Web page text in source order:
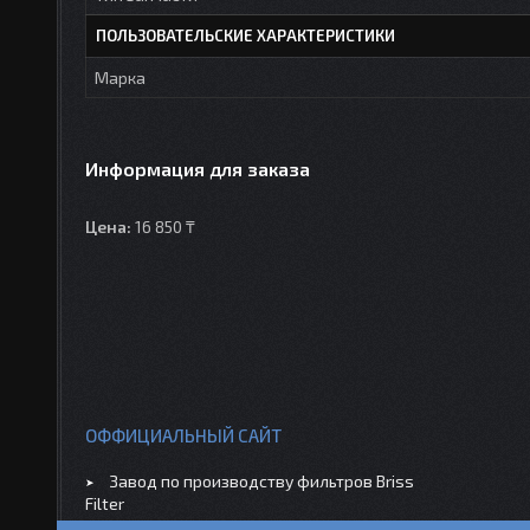
ПОЛЬЗОВАТЕЛЬСКИЕ ХАРАКТЕРИСТИКИ
Марка
Информация для заказа
Цена: 16 850 ₸
ОФФИЦИАЛЬНЫЙ САЙТ
Завод по производству фильтров Briss
Filter